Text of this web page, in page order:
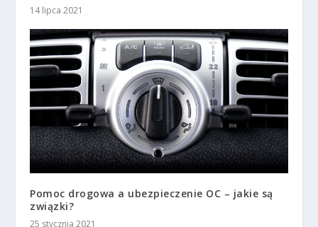
14 lipca 2021
Pomoc drogowa a ubezpieczenie OC – jakie są
związki?
25 stycznia 2021